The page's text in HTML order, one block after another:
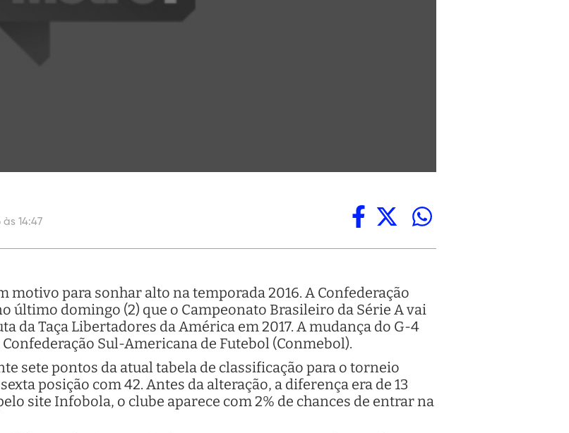
14:47
motivo para sonhar alto na temporada 2016. A Confederação
último domingo (2) que o Campeonato Brasileiro da Série A vai
da Taça Libertadores da América em 2017. A mudança do G-4
Sul-Americana de Futebol (Conmebol).
sete pontos da atual tabela de classificação para o torneio
posição com 42. Antes da alteração, a diferença era de 13
site Infobola, o clube aparece com 2% de chances de entrar na